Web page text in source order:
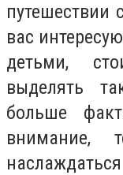
путешествии
вас
детьми,
выделять
больше
внимание,